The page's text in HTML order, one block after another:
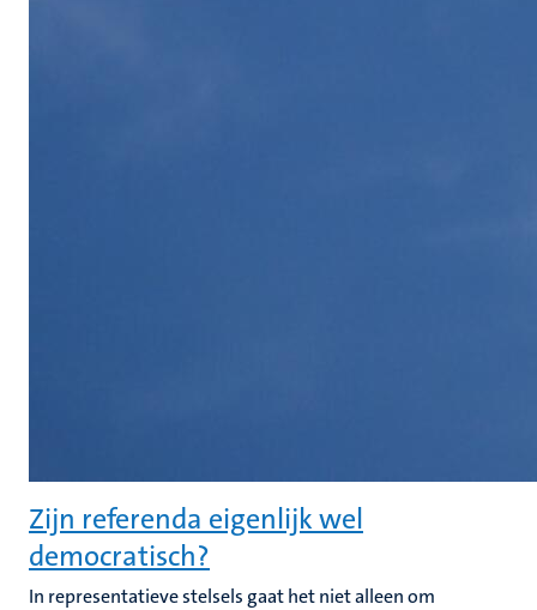
Zijn referenda eigenlijk wel
democratisch?
In representatieve stelsels gaat het niet alleen om